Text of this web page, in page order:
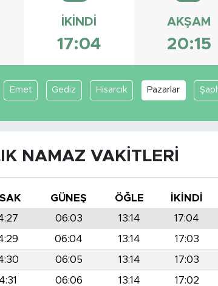
İKINDI
17:04
AKŞAM
20:15
Emet Gediz Hisarcık Pazarlar
NAMAZ VAKITLERI
GÜNEŞ ÖĞLE İKINDI
06:03 13:14 17:04
06:04 13:14 17:03
06:05 13:14 17:03
06:06 13:14 17:02